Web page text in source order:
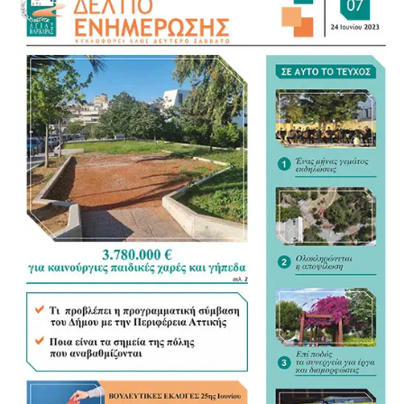
Για τον νέο Κώδικα της Αυτοδιοίκησης αναγνώρισε ως
σημαντικό βήμα τη συγκέντρωση της διάσπαρτης
νομοθεσίας σε ένα ενιαίο κείμενο, άσκησε όμως κριτική
στον τρόπο με τον οποίο διαμορφώνεται. «Η
Αυτοδιοίκηση ξέρει τι Αυτοδιοίκηση θέλει», σημείωσε,
υποστηρίζοντας ότι οι Δήμοι θα έπρεπε να έχουν πολύ
πιο καθοριστικό ρόλο στη διαμόρφωση του νέου
πλαισίου.
«Τα ουσιώδη είναι οι αρμοδιότητες και οι πόροι»